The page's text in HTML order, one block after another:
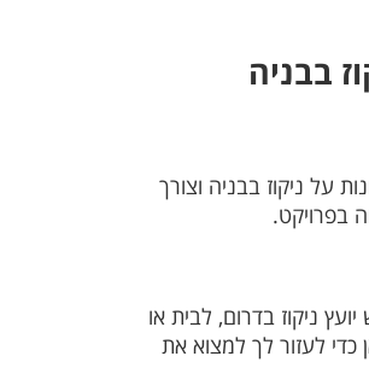
בבניה
על ניקוז בבניה וצורך
בפרויקט.
ניקוז בדרום, לבית או
כדי לעזור לך למצוא את